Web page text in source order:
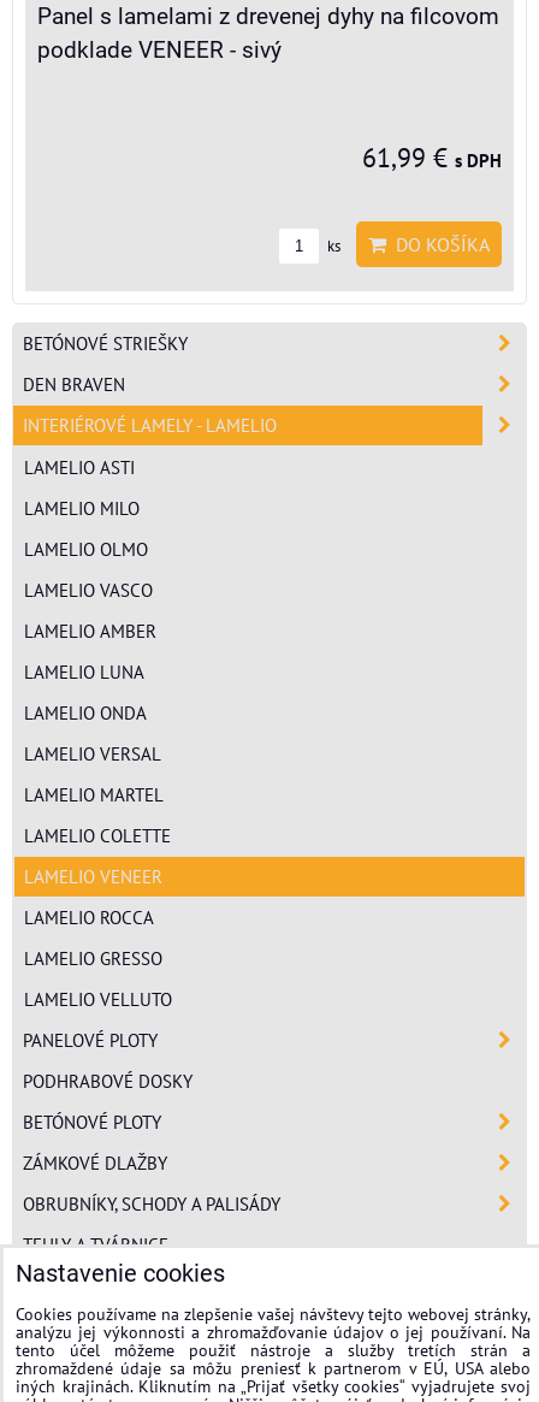
Panel s lamelami z drevenej dyhy na filcovom
podklade VENEER - sivý
61,99 € s DPH
ks DO KOŠÍKA
BETÓNOVÉ STRIEŠKY
DEN BRAVEN
INTERIÉROVÉ LAMELY - LAMELIO
LAMELIO ASTI
LAMELIO MILO
LAMELIO OLMO
LAMELIO VASCO
LAMELIO AMBER
LAMELIO LUNA
LAMELIO ONDA
LAMELIO VERSAL
LAMELIO MARTEL
LAMELIO COLETTE
LAMELIO VENEER
LAMELIO ROCCA
LAMELIO GRESSO
LAMELIO VELLUTO
PANELOVÉ PLOTY
PODHRABOVÉ DOSKY
BETÓNOVÉ PLOTY
ZÁMKOVÉ DLAŽBY
OBRUBNÍKY, SCHODY A PALISÁDY
TEHLY A TVÁRNICE
POLYSTYRÉN
MINERÁLNA VLNA
FASÁDNE OMIETKY
Nastavenie cookies
Cookies používame na zlepšenie vašej návštevy tejto webovej stránky,
analýzu jej výkonnosti a zhromažďovanie údajov o jej používaní. Na
tento účel môžeme použiť nástroje a služby tretích strán a
zhromaždené údaje sa môžu preniesť k partnerom v EÚ, USA alebo
iných krajinách. Kliknutím na „Prijať všetky cookies“ vyjadrujete svoj